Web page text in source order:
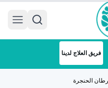
فريق العلاج لدينا
الحنجرة